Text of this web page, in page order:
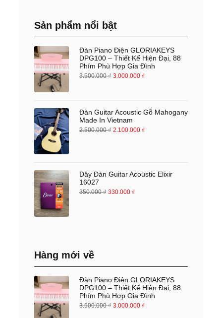
Sản phẩm nổi bật
Đàn Piano Điện GLORIAKEYS
DPG100 – Thiết Kế Hiện Đại, 88
Phím Phù Hợp Gia Đình
3.500.000₫ 3.000.000 ₫
Đàn Guitar Acoustic Gỗ Mahogany
Made In Vietnam
2.500.000₫ 2.100.000 ₫
Dây Đàn Guitar Acoustic Elixir
16027
350.000₫ 330.000 ₫
Hàng mới về
Đàn Piano Điện GLORIAKEYS
DPG100 – Thiết Kế Hiện Đại, 88
Phím Phù Hợp Gia Đình
3.500.000₫ 3.000.000 ₫